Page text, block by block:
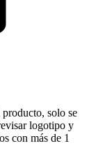
solo se
logotipo y
con más de 1